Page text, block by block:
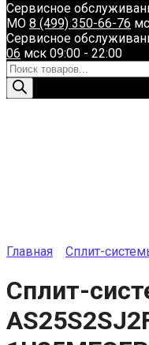
Сервисное
МО 8 (499) 350-66-76
Сервисное
06 мск 09:00 - 22:00
Поиск
товаров
Главная Сплит-
Сплит-